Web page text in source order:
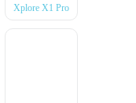
Xplore X1 Pro